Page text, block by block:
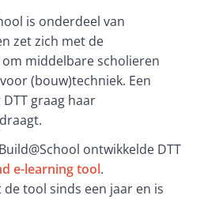
is onderdeel van
zet zich met de
om middelbare scholieren
(bouw)techniek. Een
graag haar
ontwikkelde DTT
e-learning tool.
tool sinds een jaar en is